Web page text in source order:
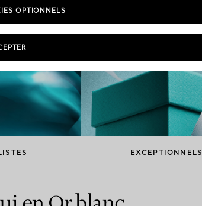
Bagues Eternité Elsa Peretti®
EXCEPTIONNELS
OPTIONNELS